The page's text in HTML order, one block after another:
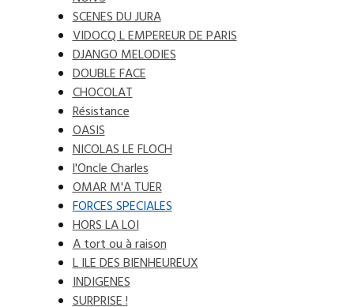
SCENES DU JURA
VIDOCQ L EMPEREUR DE PARIS
DJANGO MELODIES
DOUBLE FACE
CHOCOLAT
Résistance
OASIS
NICOLAS LE FLOCH
l'Oncle Charles
OMAR M'A TUER
FORCES SPECIALES
HORS LA LOI
A tort ou à raison
L ILE DES BIENHEUREUX
INDIGENES
SURPRISE !